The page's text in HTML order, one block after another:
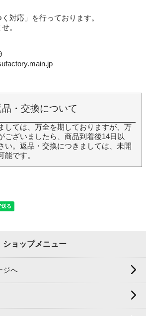
対応」を行っております。
。
品・交換について
しては、万全を期しておりますが、万
ございましたら、商品到着後14日以
い。返品・交換につきましては、未開
能です。
ショップメニュー
ジへ